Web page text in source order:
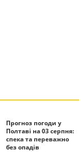
Прогноз погоди у
Полтаві на 03 серпня:
спека та переважно
без опадів